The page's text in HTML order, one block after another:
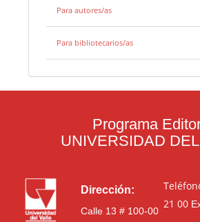
Para autores/as
Para bibliotecarios/as
Programa
UNIVERSIDAD
Dirección:
Calle 13 # 100-00
21 00